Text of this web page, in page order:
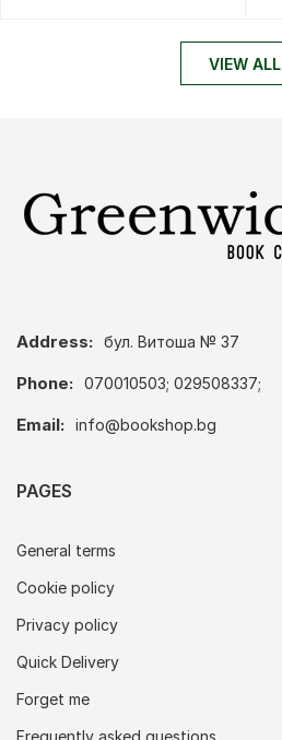
VIEW ALL
Address: бул. Витоша № 37
Phone: 070010503; 029508337;
Email: info@bookshop.bg
PAGES
General terms
Cookie policy
Privacy policy
Quick Delivery
Forget me